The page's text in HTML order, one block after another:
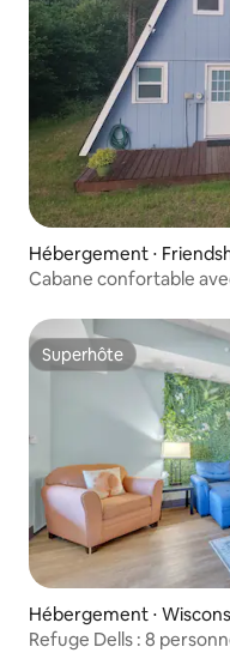
Hébergement ⋅
Cabane confortable
Superhôte
Superhôte
Hébergement ⋅
Refuge Dells : 8